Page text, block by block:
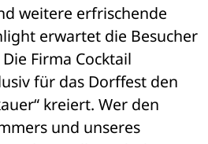
weitere erfrischende
erwartet die Besucher
Firma Cocktail
für das Dorffest den
kre­iert. Wer den
und unseres